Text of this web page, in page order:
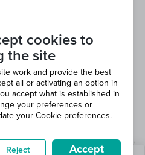
cookies to
the site
work and provide the best
all or activating an option in
accept what is established in
your preferences or
your Cookie preferences.
Reject Accept